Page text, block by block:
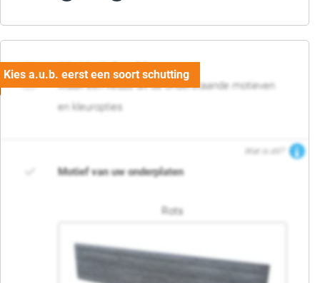
02. Motief en kleur
Maak een keuze uit de onderstaande motieven
en kleuropties
Wat is dit?
Motief van uw onderplaten
Rots